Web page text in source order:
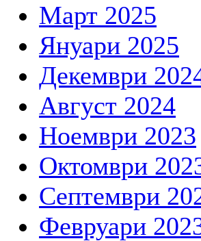
Март 2025
Януари 2025
Декември
Август 2024
Ноември 2023
Октомври
Септември
Февруари